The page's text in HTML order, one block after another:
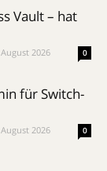
Vault – hat
2026 0
für Switch-
2026 0